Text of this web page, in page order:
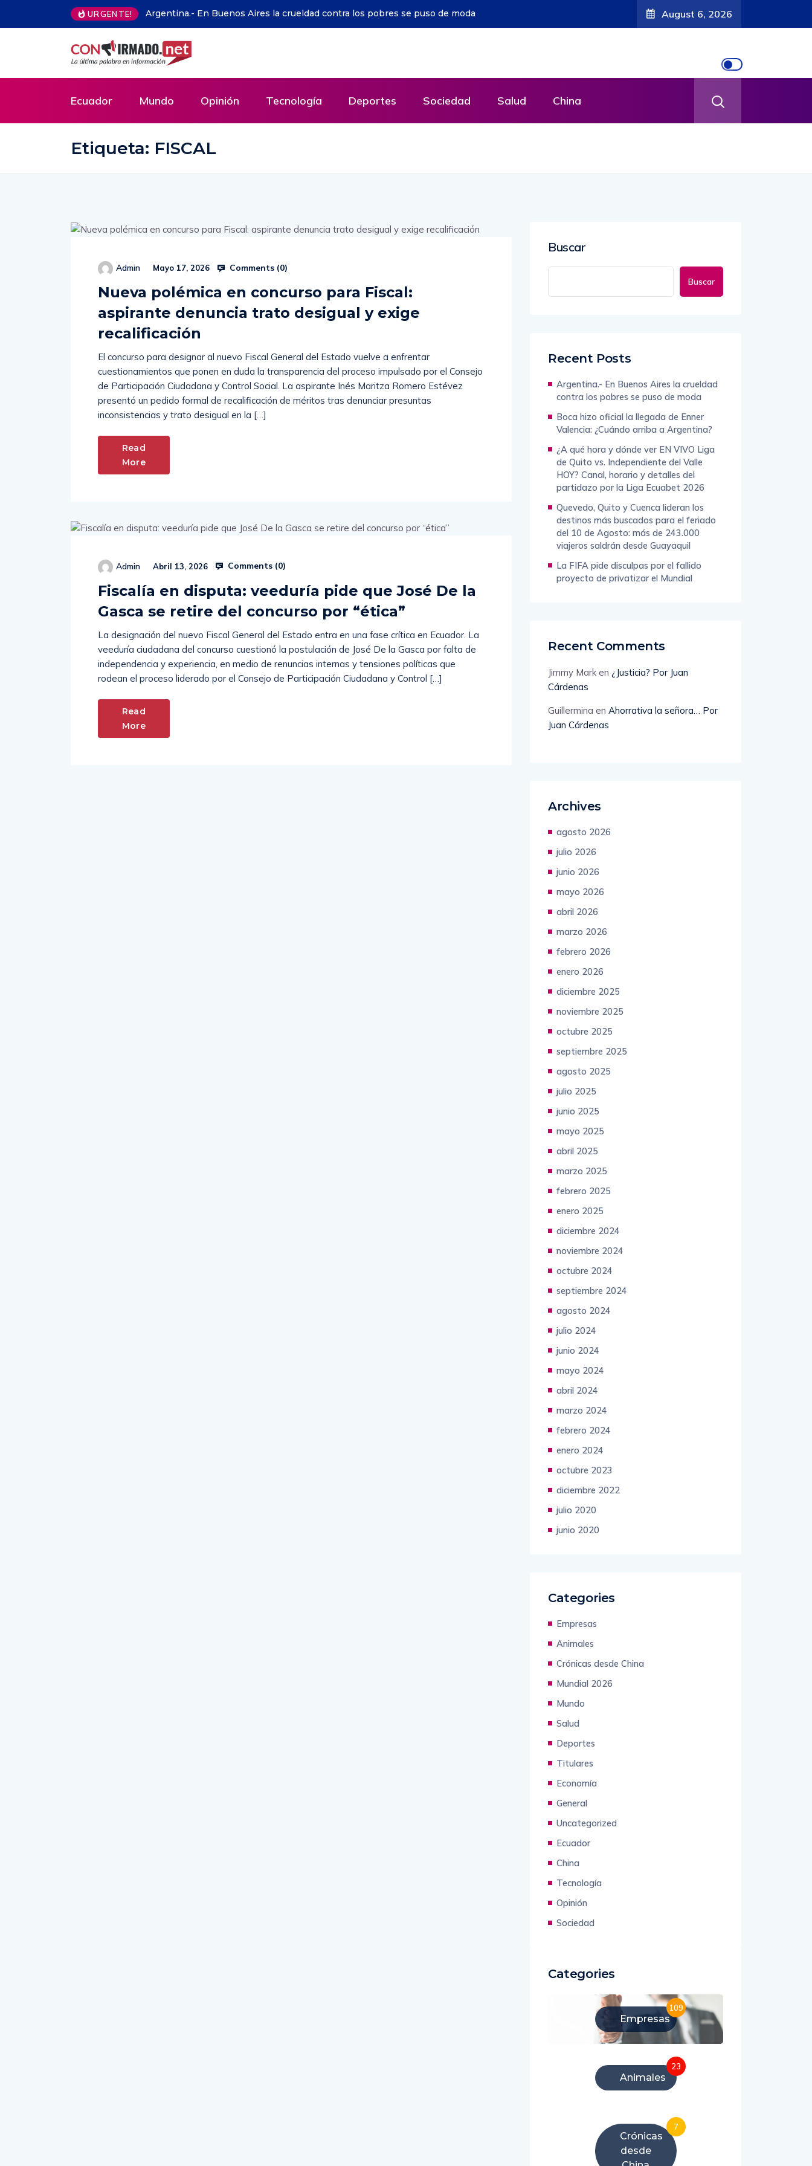
URGENTE!
los pobres se puso de modaBoca hizo oficial la llegada de Enner Valencia: ¿Cuándo arriba a Argentina? August 6, 2026
Ecuador Mundo Opinión Tecnología Deportes Sociedad Salud China
Etiqueta: FISCAL
Admin Mayo 17, 2026 Comments (0)
Nueva polémica en concurso para Fiscal:
aspirante denuncia trato desigual y exige
recalificación
El concurso para designar al nuevo Fiscal General del Estado vuelve a enfrentar
cuestionamientos que ponen en duda la transparencia del proceso impulsado por el Consejo
de Participación Ciudadana y Control Social. La aspirante Inés Maritza Romero Estévez
presentó un pedido formal de recalificación de méritos tras denunciar presuntas
inconsistencias y trato desigual en la […]
Read
More
Admin Abril 13, 2026 Comments (0)
Fiscalía en disputa: veeduría pide que José De la
Gasca se retire del concurso por “ética”
La designación del nuevo Fiscal General del Estado entra en una fase crítica en Ecuador. La
veeduría ciudadana del concurso cuestionó la postulación de José De la Gasca por falta de
independencia y experiencia, en medio de renuncias internas y tensiones políticas que
rodean el proceso liderado por el Consejo de Participación Ciudadana y Control […]
Read
More
Buscar
Buscar
Recent Posts
Argentina.- En Buenos Aires la crueldad
contra los pobres se puso de moda
Boca hizo oficial la llegada de Enner
Valencia: ¿Cuándo arriba a Argentina?
¿A qué hora y dónde ver EN VIVO Liga
de Quito vs. Independiente del Valle
HOY? Canal, horario y detalles del
partidazo por la Liga Ecuabet 2026
Quevedo, Quito y Cuenca lideran los
destinos más buscados para el feriado
del 10 de Agosto: más de 243.000
viajeros saldrán desde Guayaquil
La FIFA pide disculpas por el fallido
proyecto de privatizar el Mundial
Recent Comments
Jimmy Mark en ¿Justicia? Por Juan
Cárdenas
Guillermina en Ahorrativa la señora… Por
Juan Cárdenas
Archives
agosto 2026
julio 2026
junio 2026
mayo 2026
abril 2026
marzo 2026
febrero 2026
enero 2026
diciembre 2025
noviembre 2025
octubre 2025
septiembre 2025
agosto 2025
julio 2025
junio 2025
mayo 2025
abril 2025
marzo 2025
febrero 2025
enero 2025
diciembre 2024
noviembre 2024
octubre 2024
septiembre 2024
agosto 2024
julio 2024
junio 2024
mayo 2024
abril 2024
marzo 2024
febrero 2024
enero 2024
octubre 2023
diciembre 2022
julio 2020
junio 2020
Categories
Empresas
Animales
Crónicas desde China
Mundial 2026
Mundo
Salud
Deportes
Titulares
Economía
General
Uncategorized
Ecuador
China
Tecnología
Opinión
Sociedad
Categories
Empresas
109
Animales
23
Crónicas
desde
7